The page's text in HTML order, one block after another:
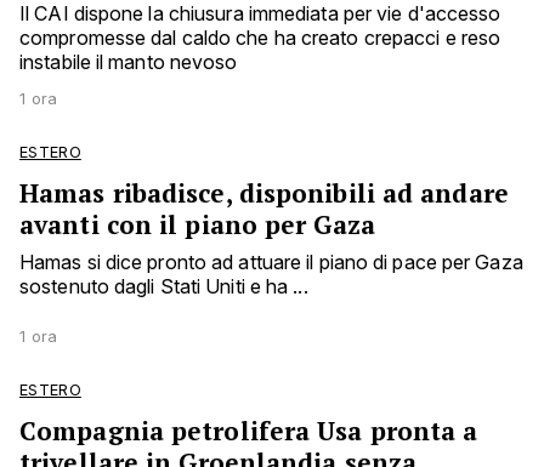
Il CAI dispone la chiusura immediata per vie d'accesso
compromesse dal caldo che ha creato crepacci e reso
instabile il manto nevoso
1 ora
ESTERO
Hamas ribadisce, disponibili ad andare
avanti con il piano per Gaza
Hamas si dice pronto ad attuare il piano di pace per Gaza
sostenuto dagli Stati Uniti e ha ...
1 ora
ESTERO
Compagnia petrolifera Usa pronta a